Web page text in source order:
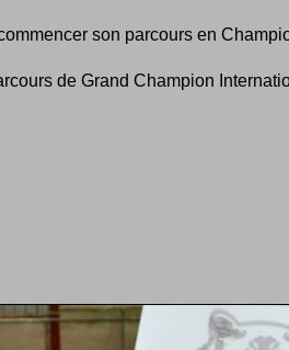
son parcours en
de Grand Champion